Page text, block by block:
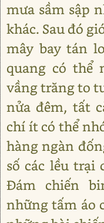
mưa sầm sập
khác. Sau đó
mây bay tán
quang có thể
vầng trăng to
nửa đêm, tất
chí ít có thể
hàng ngàn
số các lều trại
Đám chiến
những tấm áo